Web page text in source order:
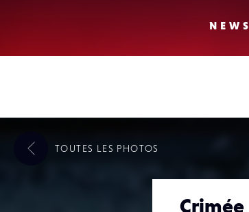
NEWS
Crimée
TOUTES LES PHOTOS